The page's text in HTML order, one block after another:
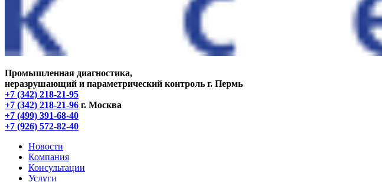
Промышленная диагностика,
неразрушающий и параметрический контроль г. Пермь
+7 (342) 218-21-95
+7 (342) 218-21-96 г. Москва
+7 (499) 391-68-40
+7 (926) 572-82-40
Новости
Компания
Консультации
Услуги